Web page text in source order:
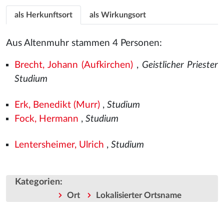
als Herkunftsort als Wirkungsort
Aus Altenmuhr stammen 4 Personen:
Brecht, Johann (Aufkirchen), Geistlicher Priester
Studium
Erk, Benedikt (Murr), Studium
Fock, Hermann , Studium
Lentersheimer, Ulrich , Studium
Kategorien:
Ort Lokalisierter Ortsname